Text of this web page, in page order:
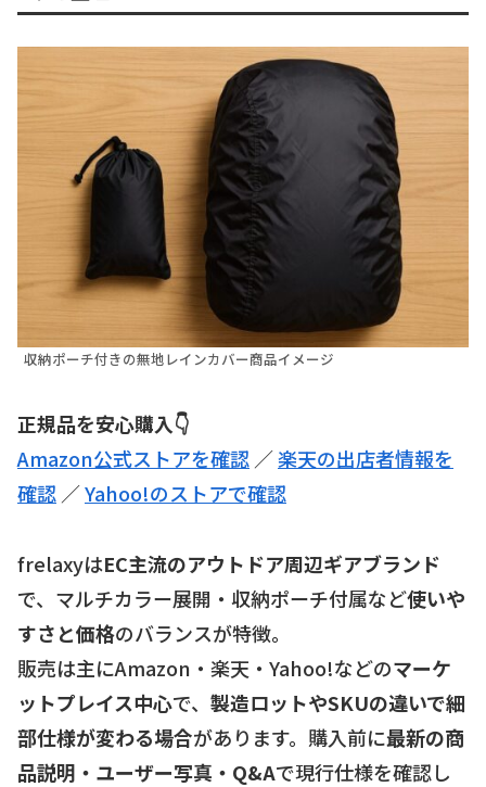
収納ポーチ付きの無地レインカバー商品イメージ
正規品を安心購入👇
Amazon公式ストアを確認 ／楽天の出店者情報を
確認 ／Yahoo!のストアで確認
frelaxyはEC主流のアウトドア周辺ギアブランド
で、マルチカラー展開・収納ポーチ付属など使いや
すさと価格のバランスが特徴。
販売は主にAmazon・楽天・Yahoo!などのマーケ
ットプレイス中心で、 製造ロットやSKUの違いで細
部仕様が変わる場合があります。購入前に最新の商
品説明・ユーザー写真・Q&Aで現行仕様を確認し